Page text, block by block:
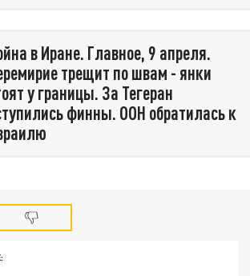
в Иране. Главное, 9 апреля.
трещит по швам - янки
у границы. За Тегеран
финны. ООН обратилась к